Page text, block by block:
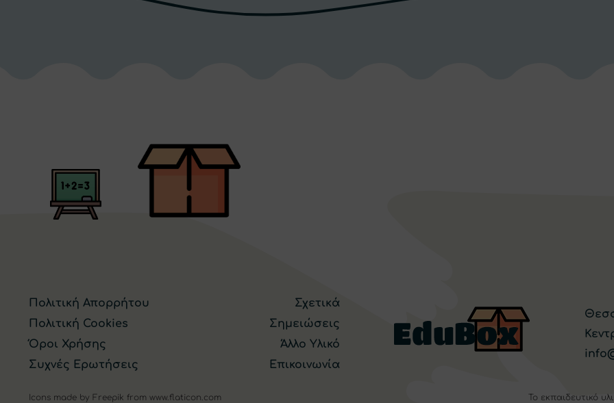
Πολιτική Απορρήτου
Πολιτική Cookies
Όροι Χρήσης
Συχνές Ερωτήσεις
Σχετικά
Σημειώσεις
Άλλο Υλικό
Επικοινωνία
Icons made by Freepik from www.flaticon.com Το εκπαιδευτικό